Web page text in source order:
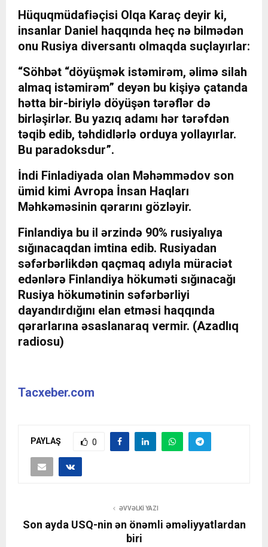
Hüquqmüdafiəçisi Olqa Karaç deyir ki,
insanlar Daniel haqqında heç nə bilmədən
onu Rusiya diversantı olmaqda suçlayırlar:
“Söhbət “döyüşmək istəmirəm, əlimə silah
almaq istəmirəm” deyən bu kişiyə çatanda
hətta bir-biriylə döyüşən tərəflər də
birləşirlər. Bu yazıq adamı hər tərəfdən
təqib edib, təhdidlərlə orduya yollayırlar.
Bu paradoksdur”.
İndi Finladiyada olan Məhəmmədov son
ümid kimi Avropa İnsan Haqları
Məhkəməsinin qərarını gözləyir.
Finlandiya bu il ərzində 90% rusiyalıya
sığınacaqdan imtina edib. Rusiyadan
səfərbərlikdən qaçmaq adıyla müraciət
edənlərə Finlandiya hökuməti sığınacağı
Rusiya hökumətinin səfərbərliyi
dayandırdığını elan etməsi haqqında
qərarlarına əsaslanaraq vermir. (Azadlıq
radiosu)
Tacxeber.com
PAYLAŞ 0
ƏVVƏLKI YAZI
Son ayda USQ-nin ən önəmli əməliyyatlardan
biri